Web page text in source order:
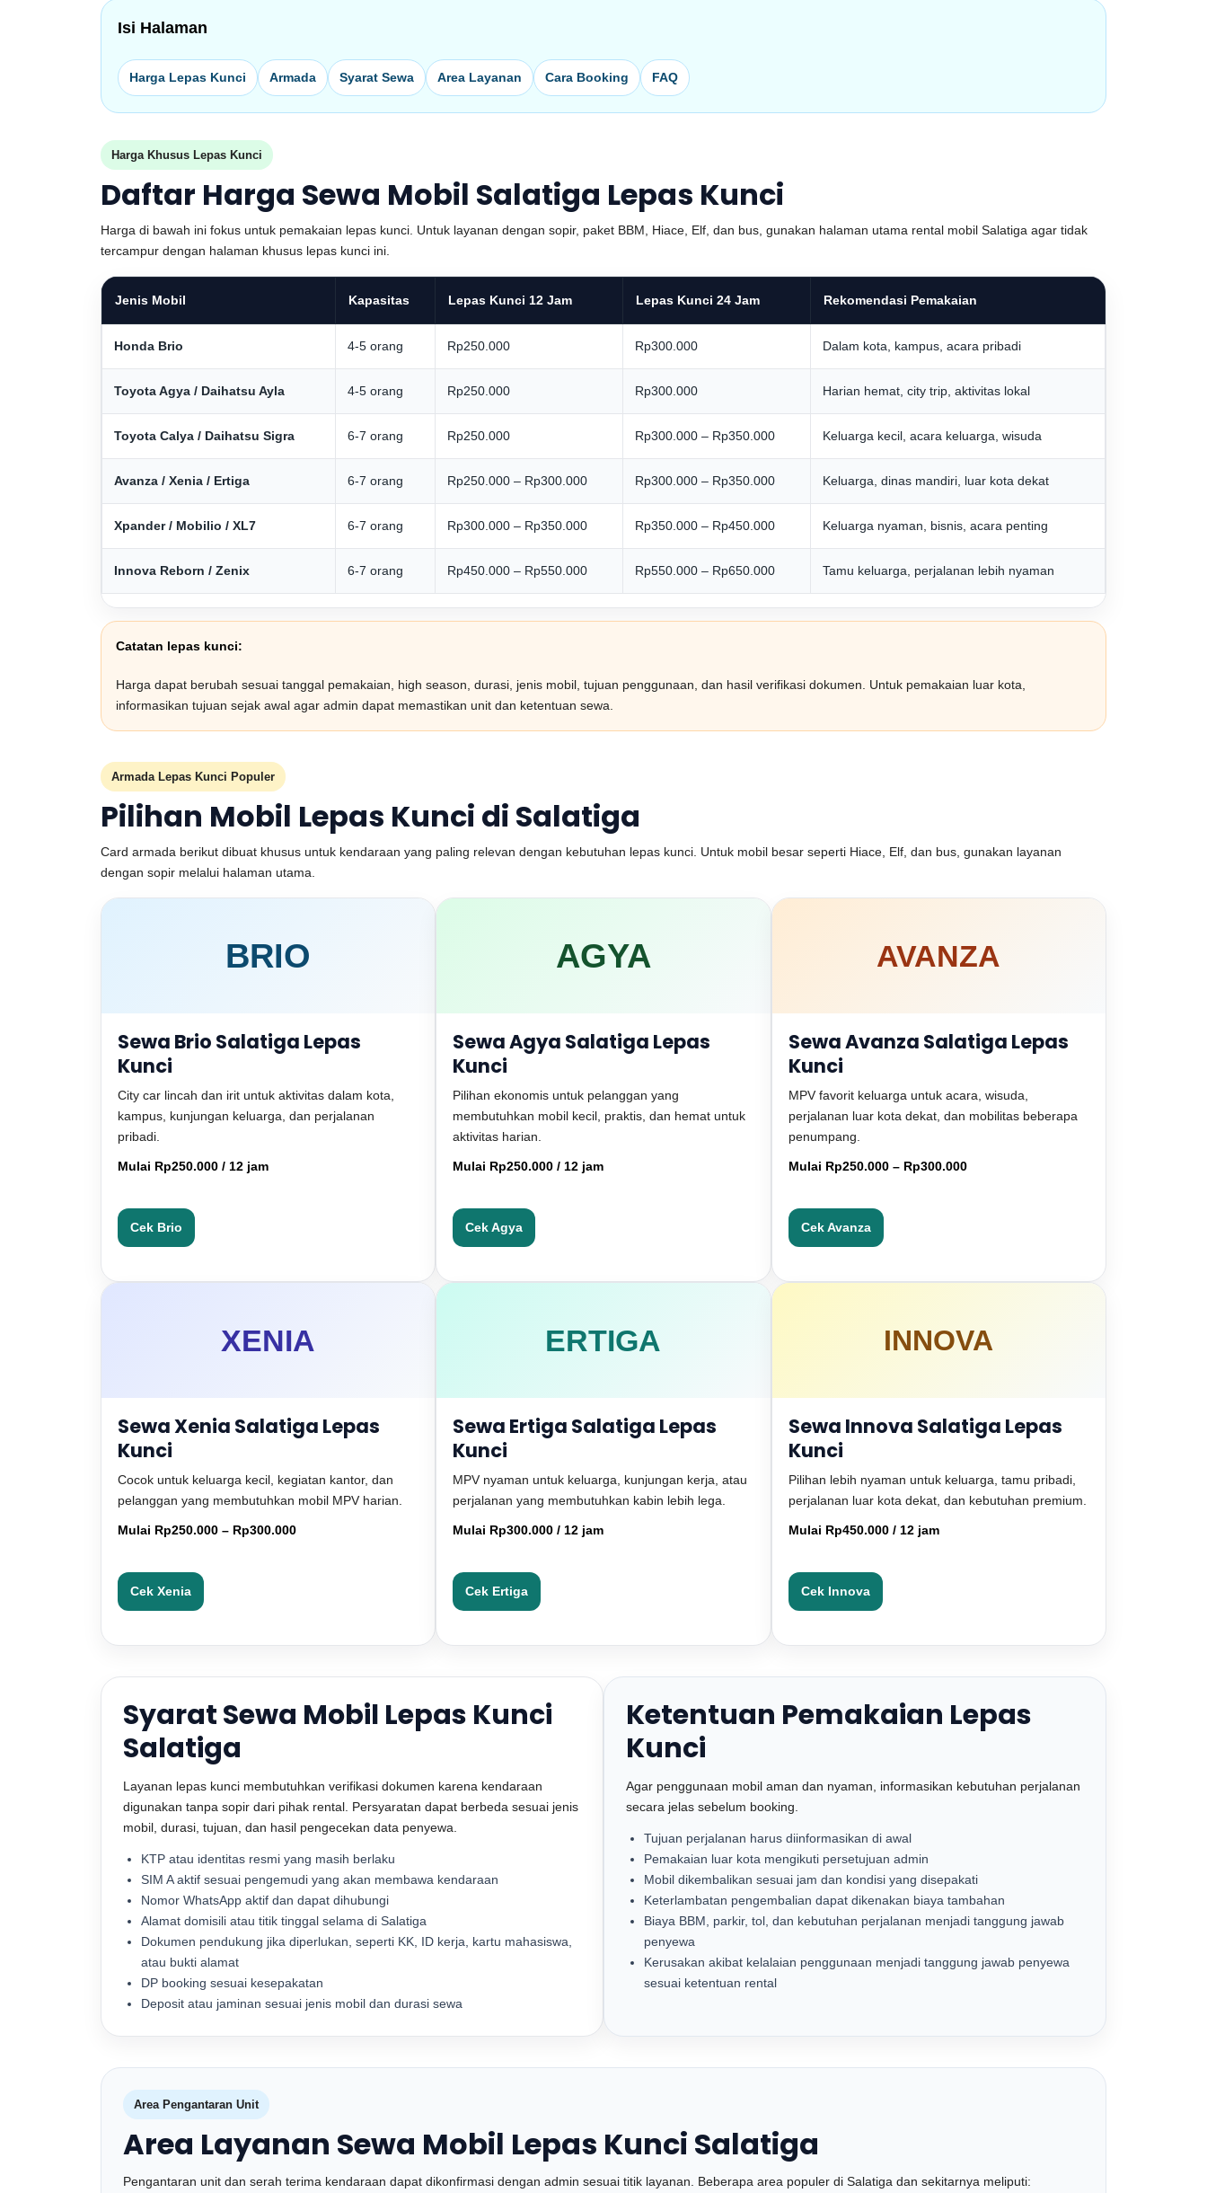
Isi Halaman
Harga Lepas Kunci Armada Syarat Sewa Area Layanan Cara Booking FAQ
Harga Khusus Lepas Kunci
Daftar Harga Sewa Mobil Salatiga Lepas Kunci
Harga di bawah ini fokus untuk pemakaian lepas kunci. Untuk layanan dengan sopir, paket BBM, Hiace, Elf, dan bus, gunakan halaman utama rental mobil Salatiga agar tidak
tercampur dengan halaman khusus lepas kunci ini.
Jenis Mobil Kapasitas Lepas Kunci 12 Jam Lepas Kunci 24 Jam Rekomendasi Pemakaian
Honda Brio 4-5 orang Rp250.000 Rp300.000 Dalam kota, kampus, acara pribadi
Toyota Agya / Daihatsu Ayla 4-5 orang Rp250.000 Rp300.000 Harian hemat, city trip, aktivitas lokal
Toyota Calya / Daihatsu Sigra 6-7 orang Rp250.000 Rp300.000 – Rp350.000 Keluarga kecil, acara keluarga, wisuda
Avanza / Xenia / Ertiga 6-7 orang Rp250.000 – Rp300.000 Rp300.000 – Rp350.000 Keluarga, dinas mandiri, luar kota dekat
Xpander / Mobilio / XL7 6-7 orang Rp300.000 – Rp350.000 Rp350.000 – Rp450.000 Keluarga nyaman, bisnis, acara penting
Innova Reborn / Zenix 6-7 orang Rp450.000 – Rp550.000 Rp550.000 – Rp650.000 Tamu keluarga, perjalanan lebih nyaman
Catatan lepas kunci:
Harga dapat berubah sesuai tanggal pemakaian, high season, durasi, jenis mobil, tujuan penggunaan, dan hasil verifikasi dokumen. Untuk pemakaian luar kota,
informasikan tujuan sejak awal agar admin dapat memastikan unit dan ketentuan sewa.
Armada Lepas Kunci Populer
Pilihan Mobil Lepas Kunci di Salatiga
Card armada berikut dibuat khusus untuk kendaraan yang paling relevan dengan kebutuhan lepas kunci. Untuk mobil besar seperti Hiace, Elf, dan bus, gunakan layanan
dengan sopir melalui halaman utama.
BRIO
Sewa Brio Salatiga Lepas
Kunci
City car lincah dan irit untuk aktivitas dalam kota,
kampus, kunjungan keluarga, dan perjalanan
pribadi.
Mulai Rp250.000 / 12 jam
Cek Brio
AGYA
Sewa Agya Salatiga Lepas
Kunci
Pilihan ekonomis untuk pelanggan yang
membutuhkan mobil kecil, praktis, dan hemat untuk
aktivitas harian.
Mulai Rp250.000 / 12 jam
Cek Agya
AVANZA
Sewa Avanza Salatiga Lepas
Kunci
MPV favorit keluarga untuk acara, wisuda,
perjalanan luar kota dekat, dan mobilitas beberapa
penumpang.
Mulai Rp250.000 – Rp300.000
Cek Avanza
XENIA
Sewa Xenia Salatiga Lepas
Kunci
Cocok untuk keluarga kecil, kegiatan kantor, dan
pelanggan yang membutuhkan mobil MPV harian.
Mulai Rp250.000 – Rp300.000
Cek Xenia
ERTIGA
Sewa Ertiga Salatiga Lepas
Kunci
MPV nyaman untuk keluarga, kunjungan kerja, atau
perjalanan yang membutuhkan kabin lebih lega.
Mulai Rp300.000 / 12 jam
Cek Ertiga
INNOVA
Sewa Innova Salatiga Lepas
Kunci
Pilihan lebih nyaman untuk keluarga, tamu pribadi,
perjalanan luar kota dekat, dan kebutuhan premium.
Mulai Rp450.000 / 12 jam
Cek Innova
Syarat Sewa Mobil Lepas Kunci
Salatiga
Layanan lepas kunci membutuhkan verifikasi dokumen karena kendaraan
digunakan tanpa sopir dari pihak rental. Persyaratan dapat berbeda sesuai jenis
mobil, durasi, tujuan, dan hasil pengecekan data penyewa.
KTP atau identitas resmi yang masih berlaku
SIM A aktif sesuai pengemudi yang akan membawa kendaraan
Nomor WhatsApp aktif dan dapat dihubungi
Alamat domisili atau titik tinggal selama di Salatiga
Dokumen pendukung jika diperlukan, seperti KK, ID kerja, kartu mahasiswa,
atau bukti alamat
DP booking sesuai kesepakatan
Deposit atau jaminan sesuai jenis mobil dan durasi sewa
Ketentuan Pemakaian Lepas
Kunci
Agar penggunaan mobil aman dan nyaman, informasikan kebutuhan perjalanan
secara jelas sebelum booking.
Tujuan perjalanan harus diinformasikan di awal
Pemakaian luar kota mengikuti persetujuan admin
Mobil dikembalikan sesuai jam dan kondisi yang disepakati
Keterlambatan pengembalian dapat dikenakan biaya tambahan
Biaya BBM, parkir, tol, dan kebutuhan perjalanan menjadi tanggung jawab
penyewa
Kerusakan akibat kelalaian penggunaan menjadi tanggung jawab penyewa
sesuai ketentuan rental
Area Pengantaran Unit
Area Layanan Sewa Mobil Lepas Kunci Salatiga
Pengantaran unit dan serah terima kendaraan dapat dikonfirmasi dengan admin sesuai titik layanan. Beberapa area populer di Salatiga dan sekitarnya meliputi: